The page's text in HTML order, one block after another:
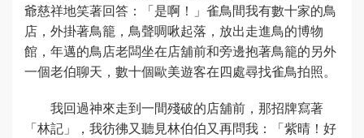
爺慈祥地笑著回答：「是啊！」雀鳥間我有數十家的鳥
店，外掛著鳥籠，鳥聲啁啾起落，放出走進鳥的博物
館，年邁的鳥店老闆坐在店舖前和旁邊抱著鳥籠的另外
一個老伯聊天，數十個歐美遊客在四處尋找雀鳥拍照。
我回過神來走到一間殘破的店舖前，那招牌寫著
「林記」，我彷彿又聽見林伯伯又再問我：「紫晴！好